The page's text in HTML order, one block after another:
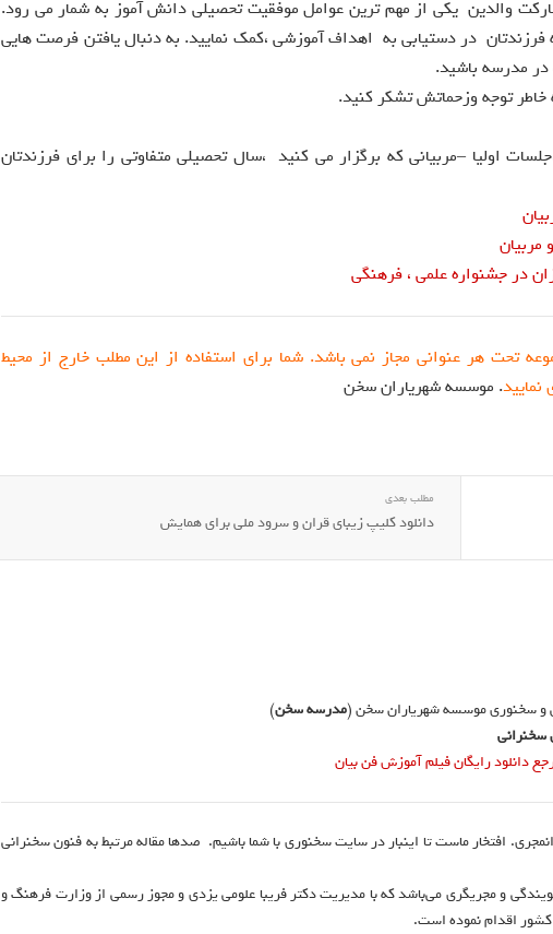
والدین یکی از مهم ترین عوامل موفقیت تحصیلی دانش آموز به شمار می رود.
فرزندتان در دستیابی به اهداف آموزشی ،کمک نمایید. به دنبال یافتن فرصت هایی
در مدرسه باشید.
خاطر توجه وزحماتش تشکر کنید.
اولیا –مربیانی که برگزار می کنید ،سال تحصیلی متفاوتی را برای فرزندتان
مربیان
در جشنواره علمی ، فرهنگی
تحت هر عنوانی مجاز نمی باشد. شما برای استفاده از این مطلب خارج از محیط
نمایید. موسسه شهریاران سخن
مطلب بعدی
دانلود کلیپ زیبای قران و سرود ملی برای همایش
و سخنوری موسسه شهریاران سخن (مدرسه سخن)
دانلود رایگان فیلم آموزش فن بیان
افتخار ماست تا اینبار در سایت سخنوری با شما باشیم. صدها مقاله مرتبط به فنون سخنرانی
و مجریگری می‌باشد که با مدیریت دکتر فریبا علومی یزدی و مجوز رسمی از وزارت فرهنگ و